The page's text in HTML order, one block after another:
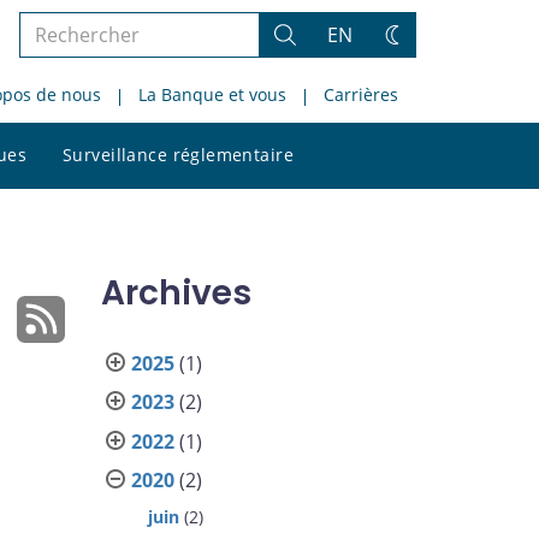
Rechercher
le
site
Rechercher
EN
Changez
thème
de nous La Banque et vous Carrières
Surveillance réglementaire
le
Archives
2025(1)
2023(2)
2022(1)
2020(2)
juin (2)